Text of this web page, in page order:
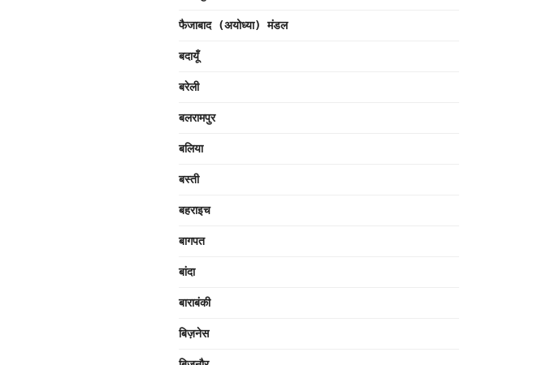
फैजाबाद (अयोध्या) मंडल
बदायूँ
बरेली
बलरामपुर
बलिया
बस्ती
बहराइच
बागपत
बांदा
बाराबंकी
बिज़नेस